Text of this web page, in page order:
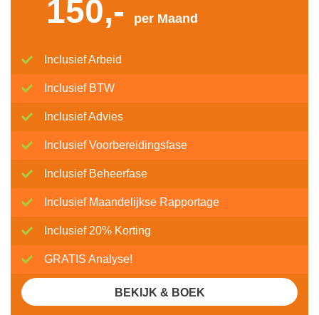
150,- per Maand
Inclusief Arbeid
Inclusief BTW
Inclusief Advies
Inclusief Voorbereidingsfase
Inclusief Beheerfase
Inclusief Maandelijkse Rapportage
Inclusief 20% Korting
GRATIS Analyse!
BEKIJK & BOEK